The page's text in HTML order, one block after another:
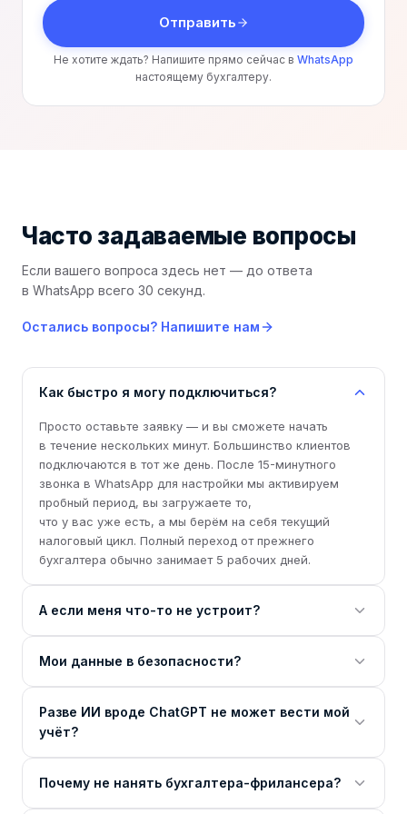
Отправить
Не хотите ждать? Напишите прямо сейчас в WhatsApp
настоящему бухгалтеру.
Часто задаваемые вопросы
Если вашего вопроса здесь нет — до ответа
в WhatsApp всего 30 секунд.
Остались вопросы? Напишите нам
Как быстро я могу подключиться?
Просто оставьте заявку — и вы сможете начать
в течение нескольких минут. Большинство клиентов
подключаются в тот же день. После 15-минутного
звонка в WhatsApp для настройки мы активируем
пробный период, вы загружаете то,
что у вас уже есть, а мы берём на себя текущий
налоговый цикл. Полный переход от прежнего
бухгалтера обычно занимает 5 рабочих дней.
А если меня что-то не устроит?
или вернём деньги. А для тарифов Expert-Led
мы компенсируем и штрафы, полученные за период
Отменить подписку можно в любой момент пробного
периода — без привязки карты, а сменить тариф
или остановиться — одним сообщением в WhatsApp.
Мои данные в безопасности?
каждого клиента хранятся в отдельной
зашифрованной базе в дата-центрах ЕС/ОАЭ, доступ
Наше программное обеспечение сертифицировано
Федеральной налоговой службой ОАЭ (FTA),
Разве ИИ вроде ChatGPT не может вести мой
учёт?
Он не знает ваш TRN, вашу юрисдикцию, частоту
подачи отчётности или что в ваших выписках за этот
Почему не нанять бухгалтера-фрилансера?